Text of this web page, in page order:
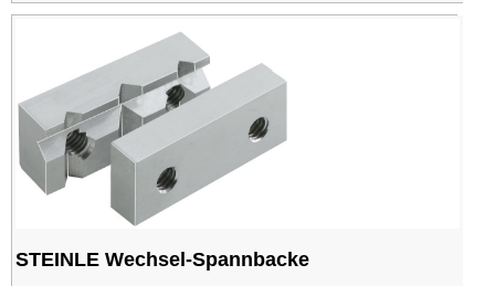
STEINLE Wechsel-Spannbacke